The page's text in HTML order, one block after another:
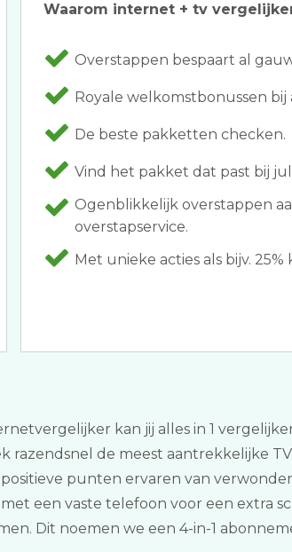
Waarom internet + tv
Overstappen bespaart al
Royale welkomstbonussen bij
De beste pakketten checken.
Vind het pakket dat past bij
Ogenblikkelijk overstappen
overstapservice.
Met unieke acties als bijv. 25%
kan jij alles in 1
razendsnel de meest aantrekkelijke
punten ervaren van
een vaste telefoon voor een extra
Dit noemen we een 4-in-1